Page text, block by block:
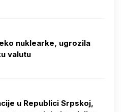
nuklearke, ugrozila
valutu
u Republici Srpskoj,